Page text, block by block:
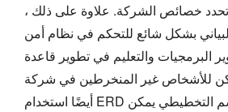
تحدد خصائص الشركة. علاوة على ذلك ،
بشكل شائع للتحكم في نظام أمن
البرمجيات والتعليم في تطوير قاعدة
للأشخاص غير المنخرطين في شركة
أيضًا استخدام ERD لأن استخدام هذا الرسم التخطيطي يمكن